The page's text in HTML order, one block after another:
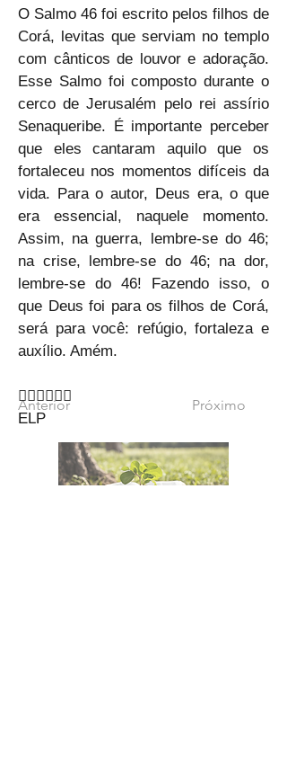
Anterior Próximo
O Salmo 46 foi escrito pelos filhos de
Corá, levitas que serviam no templo
com cânticos de louvor e adoração.
Esse Salmo foi composto durante o
cerco de Jerusalém pelo rei assírio
Senaqueribe. É importante perceber
que eles cantaram aquilo que os
fortaleceu nos momentos difíceis da
vida. Para o autor, Deus era, o que
era essencial, naquele momento.
Assim, na guerra, lembre-se do 46;
na crise, lembre-se do 46; na dor,
lembre-se do 46! Fazendo isso, o
que Deus foi para os filhos de Corá,
será para você: refúgio, fortaleza e
auxílio. Amém.
🙇‍♂🙇‍♂🙇‍♂
ELP